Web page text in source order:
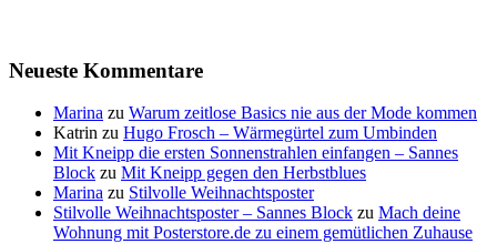
Neueste Kommentare
Marina zu Warum zeitlose Basics nie aus der Mode kommen
Katrin zu Hugo Frosch – Wärmegürtel zum Umbinden
Mit Kneipp die ersten Sonnenstrahlen einfangen – Sannes
Block zu Mit Kneipp gegen den Herbstblues
Marina zu Stilvolle Weihnachtsposter
Stilvolle Weihnachtsposter – Sannes Block zu Mach deine
Wohnung mit Posterstore.de zu einem gemütlichen Zuhause